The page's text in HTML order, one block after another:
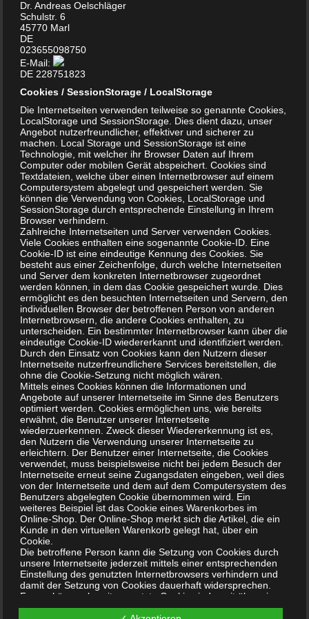
peressigsäurehaltige Reinigungskonzentrate
BasicPlus0,8%), die keinen Alkohol an die Umgebung
Wasser nach Bedarf verdünnt werden können.
Die chemischen StoffePeressigsäure und
Wasserstoffperoxidim schwach sauren Bereich werden
seit Jahrzehnten auch standardmäßig zur
SeuchenbekämpfungundDesinfektionin allen
Lebensbereichen eingesetzt. Die schnelle Wirkung gegen
alle Arten von Erregern favorisiert Peroxide für den Einsatz in
allen sensiblen Bereichen, in denen Hygiene höchste
Priorität genießt.
siehe auch:Informationen zur Peressigsäure
Innovative biologisch – chemische
Produkte
Hygiene & Gesundheit in Haushalt, Gewerbe, Industrie, Medizin, Tierhaltung
Dr. Andreas Oelschläger
Schulstr. 6
45770 Marl
DE
023655098750
E-Mail:
DE 228751823
Cookies / SessionStorage / LocalStorage
Die Internetseiten verwenden teilweise so genannte Cookies,
LocalStorage und SessionStorage. Dies dient dazu, unser
Angebot nutzerfreundlicher, effektiver und sicherer zu
machen. Local Storage und SessionStorage ist eine
Technologie, mit welcher ihr Browser Daten auf Ihrem
Computer oder mobilen Gerät abspeichert. Cookies sind
Textdateien, welche über einen Internetbrowser auf einem
Computersystem abgelegt und gespeichert werden. Sie
können die Verwendung von Cookies, LocalStorage und
SessionStorage durch entsprechende Einstellung in Ihrem
Browser verhindern.
Zahlreiche Internetseiten und Server verwenden Cookies.
Viele Cookies enthalten eine sogenannte Cookie-ID. Eine
Cookie-ID ist eine eindeutige Kennung des Cookies. Sie
besteht aus einer Zeichenfolge, durch welche Internetseiten
und Server dem konkreten Internetbrowser zugeordnet
werden können, in dem das Cookie gespeichert wurde. Dies
ermöglicht es den besuchten Internetseiten und Servern, den
individuellen Browser der betroffenen Person von anderen
Internetbrowsern, die andere Cookies enthalten, zu
unterscheiden. Ein bestimmter Internetbrowser kann über die
eindeutige Cookie-ID wiedererkannt und identifiziert werden.
Durch den Einsatz von Cookies kann den Nutzern dieser
Internetseite nutzerfreundlichere Services bereitstellen, die
ohne die Cookie-Setzung nicht möglich wären.
Mittels eines Cookies können die Informationen und
Angebote auf unserer Internetseite im Sinne des Benutzers
optimiert werden. Cookies ermöglichen uns, wie bereits
erwähnt, die Benutzer unserer Internetseite
wiederzuerkennen. Zweck dieser Wiedererkennung ist es,
den Nutzern die Verwendung unserer Internetseite zu
erleichtern. Der Benutzer einer Internetseite, die Cookies
verwendet, muss beispielsweise nicht bei jedem Besuch der
Internetseite erneut seine Zugangsdaten eingeben, weil dies
von der Internetseite und dem auf dem Computersystem des
Benutzers abgelegten Cookie übernommen wird. Ein
weiteres Beispiel ist das Cookie eines Warenkorbes im
Online-Shop. Der Online-Shop merkt sich die Artikel, die ein
Kunde in den virtuellen Warenkorb gelegt hat, über ein
Cookie.
Die betroffene Person kann die Setzung von Cookies durch
unsere Internetseite jederzeit mittels einer entsprechenden
Einstellung des genutzten Internetbrowsers verhindern und
damit der Setzung von Cookies dauerhaft widersprechen.
Ferner können bereits gesetzte Cookies jederzeit über einen
Internetbrowser oder andere Softwareprogramme gelöscht